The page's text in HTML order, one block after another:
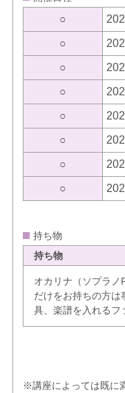
○
○
○
○
○
○
○
○
持ち物
持ち物
オカリナ（ソプラ
だけをお持ちの方は
具、楽譜を入れるフ
※講座によっては既に